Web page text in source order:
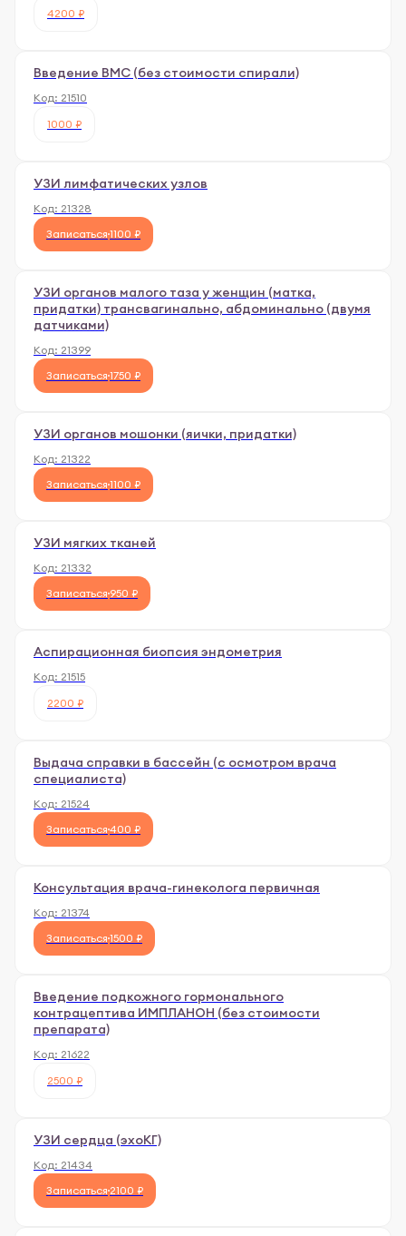
4200 ₽
Введение ВМС (без стоимости спирали)
Код: 21510
1000 ₽
УЗИ лимфатических узлов
Код: 21328
Записаться 1100 ₽
УЗИ органов малого таза у женщин (матка,
придатки) трансвагинально, абдоминально (двумя
датчиками)
Код: 21399
Записаться 1750 ₽
УЗИ органов мошонки (яички, придатки)
Код: 21322
Записаться 1100 ₽
УЗИ мягких тканей
Код: 21332
Записаться 950 ₽
Аспирационная биопсия эндометрия
Код: 21515
2200 ₽
Выдача справки в бассейн (с осмотром врача
специалиста)
Код: 21524
Записаться 400 ₽
Консультация врача-гинеколога первичная
Код: 21374
Записаться 1500 ₽
Введение подкожного гормонального
контрацептива ИМПЛАНОН (без стоимости
препарата)
Код: 21622
2500 ₽
УЗИ сердца (эхоКГ)
Код: 21434
Записаться 2100 ₽